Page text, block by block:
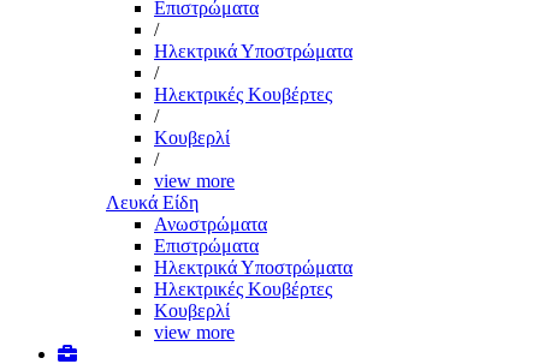
Επιστρώματα
/
Ηλεκτρικά Υποστρώματα
/
Ηλεκτρικές Κουβέρτες
/
Κουβερλί
/
view more
Λευκά Είδη
Ανωστρώματα
Επιστρώματα
Ηλεκτρικά Υποστρώματα
Ηλεκτρικές Κουβέρτες
Κουβερλί
view more